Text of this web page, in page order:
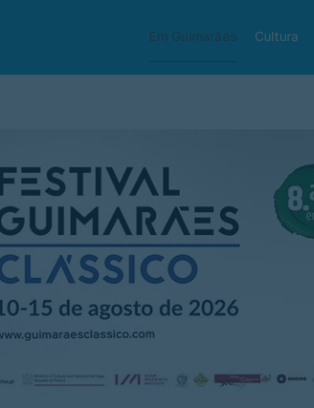
Em Guimarães Cultura